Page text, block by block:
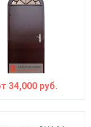
34,000руб.